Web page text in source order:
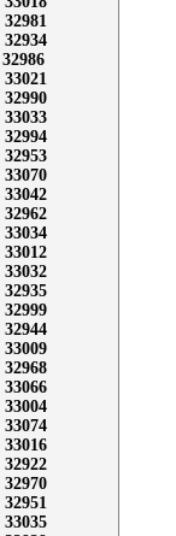
32981
32934
32986
33021
32990
33033
32994
32953
33070
33042
32962
33034
33012
33032
32935
32999
32944
33009
32968
33066
33004
33074
33016
32922
32970
32951
33035